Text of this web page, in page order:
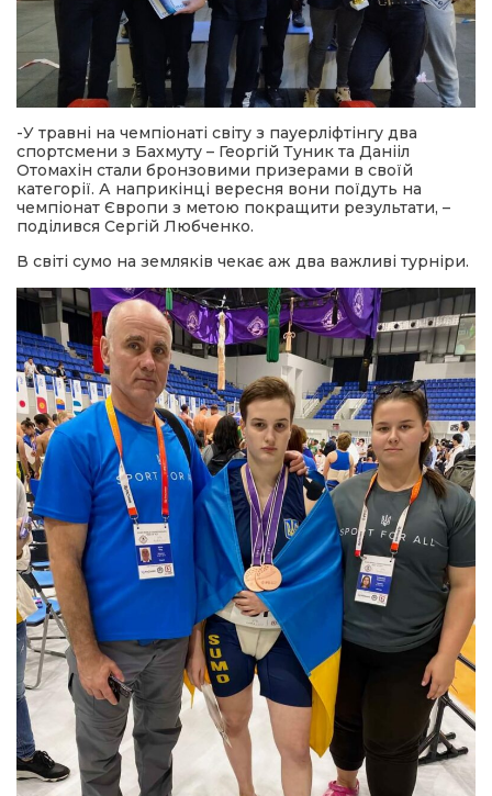
-У травні на чемпіонаті світу з пауерліфтінгу два
спортсмени з Бахмуту – Георгій Туник та Данііл
Отомахін стали бронзовими призерами в своїй
категорії. А наприкінці вересня вони поїдуть на
чемпіонат Європи з метою покращити результати, –
поділився Сергій Любченко.
В світі сумо на земляків чекає аж два важливі турніри.